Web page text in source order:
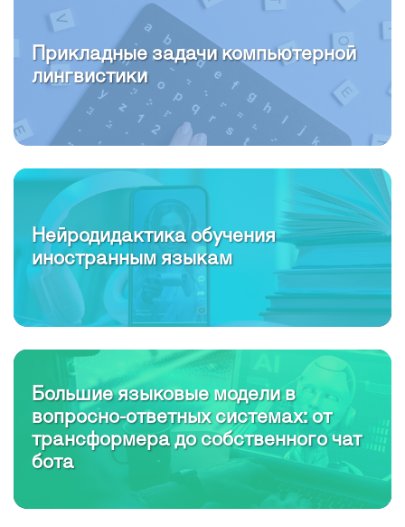
Прикладные задачи компьютерной
лингвистики
Нейродидактика обучения
иностранным языкам
Большие языковые модели в
вопросно-ответных системах: от
трансформера до собственного чат
бота